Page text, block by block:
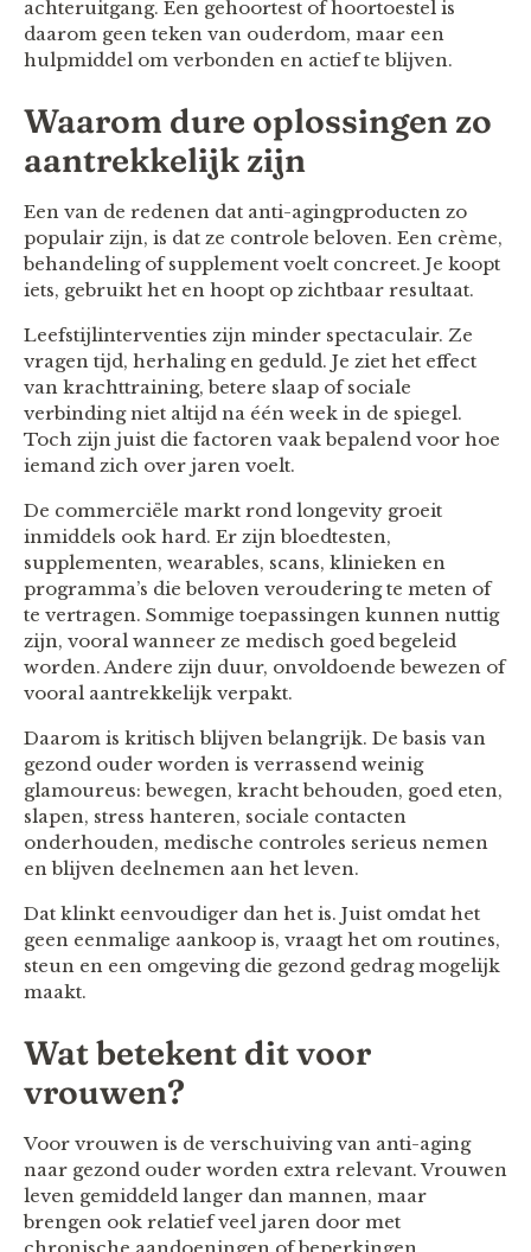
achteruitgang. Een gehoortest of hoortoestel is
daarom geen teken van ouderdom, maar een
hulpmiddel om verbonden en actief te blijven.
Waarom dure oplossingen zo
aantrekkelijk zijn
Een van de redenen dat anti-agingproducten zo
populair zijn, is dat ze controle beloven. Een crème,
behandeling of supplement voelt concreet. Je koopt
iets, gebruikt het en hoopt op zichtbaar resultaat.
Leefstijlinterventies zijn minder spectaculair. Ze
vragen tijd, herhaling en geduld. Je ziet het effect
van krachttraining, betere slaap of sociale
verbinding niet altijd na één week in de spiegel.
Toch zijn juist die factoren vaak bepalend voor hoe
iemand zich over jaren voelt.
De commerciële markt rond longevity groeit
inmiddels ook hard. Er zijn bloedtesten,
supplementen, wearables, scans, klinieken en
programma’s die beloven veroudering te meten of
te vertragen. Sommige toepassingen kunnen nuttig
zijn, vooral wanneer ze medisch goed begeleid
worden. Andere zijn duur, onvoldoende bewezen of
vooral aantrekkelijk verpakt.
Daarom is kritisch blijven belangrijk. De basis van
gezond ouder worden is verrassend weinig
glamoureus: bewegen, kracht behouden, goed eten,
slapen, stress hanteren, sociale contacten
onderhouden, medische controles serieus nemen
en blijven deelnemen aan het leven.
Dat klinkt eenvoudiger dan het is. Juist omdat het
geen eenmalige aankoop is, vraagt het om routines,
steun en een omgeving die gezond gedrag mogelijk
maakt.
Wat betekent dit voor
vrouwen?
Voor vrouwen is de verschuiving van anti-aging
naar gezond ouder worden extra relevant. Vrouwen
leven gemiddeld langer dan mannen, maar
brengen ook relatief veel jaren door met